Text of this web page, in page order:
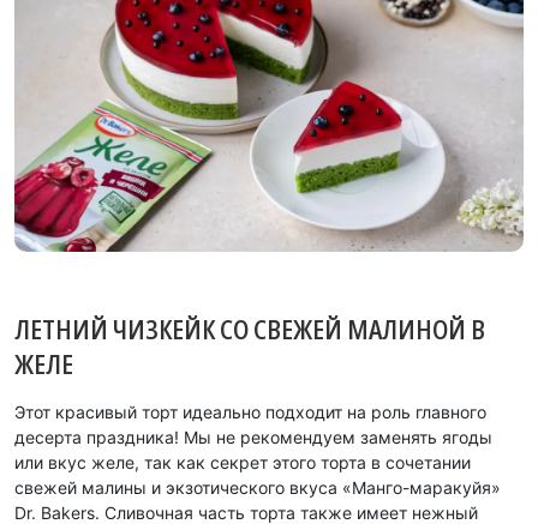
ЛЕТНИЙ ЧИЗКЕЙК СО СВЕЖЕЙ МАЛИНОЙ В
ЖЕЛЕ
Этот красивый торт идеально подходит на роль главного
десерта праздника! Мы не рекомендуем заменять ягоды
или вкус желе, так как секрет этого торта в сочетании
свежей малины и экзотического вкуса «Манго-маракуйя»
Dr. Bakers. Сливочная часть торта также имеет нежный